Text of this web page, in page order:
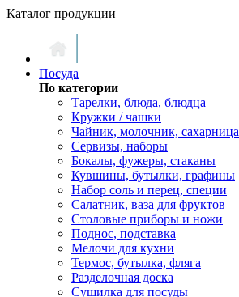
Каталог продукции
Посуда
По категории
Тарелки, блюда, блюдца
Кружки / чашки
Чайник, молочник, сахарница
Сервизы, наборы
Бокалы, фужеры, стаканы
Кувшины, бутылки, графины
Набор соль и перец, специи
Салатник, ваза для фруктов
Столовые приборы и ножи
Поднос, подставка
Мелочи для кухни
Термос, бутылка, фляга
Разделочная доска
Сушилка для посуды